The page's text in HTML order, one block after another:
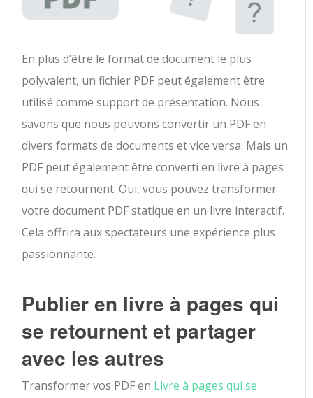
En plus d’être le format de document le plus
polyvalent, un fichier PDF peut également être
utilisé comme support de présentation. Nous
savons que nous pouvons convertir un PDF en
divers formats de documents et vice versa. Mais un
PDF peut également être converti en livre à pages
qui se retournent. Oui, vous pouvez transformer
votre document PDF statique en un livre interactif.
Cela offrira aux spectateurs une expérience plus
passionnante.
Publier en livre à pages qui
se retournent et partager
avec les autres
Transformer vos PDF en Livre à pages qui se